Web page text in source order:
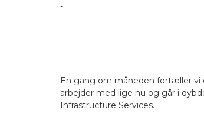
-
En gang om måneden fortæller
arbejder med lige nu og går i
Infrastructure Services.